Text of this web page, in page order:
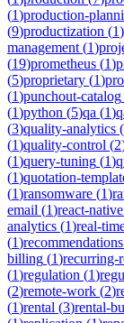
(1)production-
(9)productization (1)
management (1)
(19)prometheus (1)
(5)proprietary (1)
(1)punchout-catalog
(1)python (5)qa (1)
(3)quality-analytics (
(1)quality-control (2
(1)query-tuning (1)
(1)quotation-
(1)ransomware (1)
email (1)react-native
analytics (1)real-
(1)recommendations
billing (1)recurring-
(1)regulation (1)
(2)remote-work (2)
(1)rental (3)rental-